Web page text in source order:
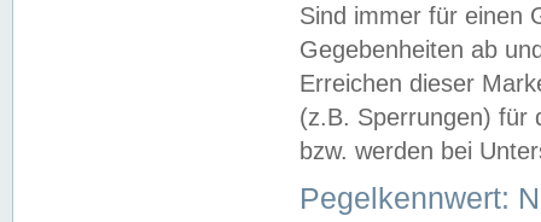
Sind immer für einen
Gegebenheiten ab
Erreichen dieser
(z.B. Sperrungen) für
bzw. werden bei
Pegelkennwert: